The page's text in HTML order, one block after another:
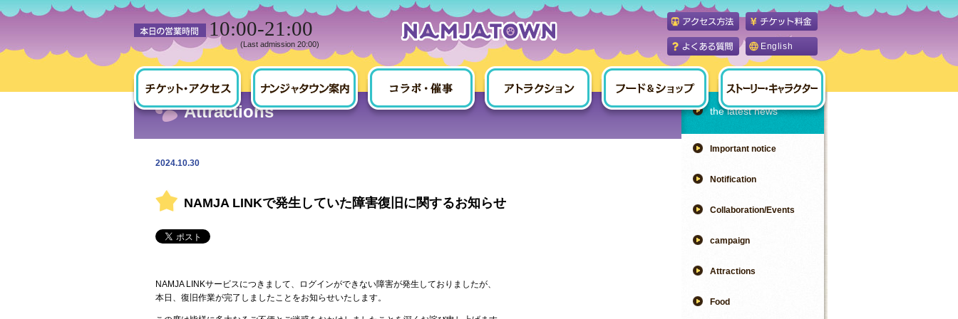
10:00-21:00
(Last admission 20:00) English
HOME the latest news Notification New_page
Attractions
2024.10.30
NAMJA LINKで発生していた障害復旧に関するお知らせ
NAMJA LINKサービスにつきまして、ログインができない障害が発生しておりましたが、
本日、復旧作業が完了しましたことをお知らせいたします。
the latest news
Important notice
Notification
Collaboration/Events
campaign
Attractions
Food